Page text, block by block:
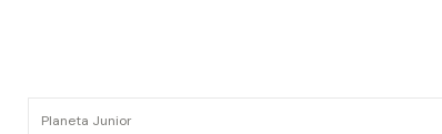
Planeta Junior